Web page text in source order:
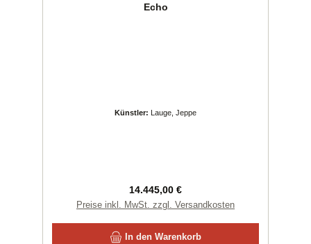
Echo
Künstler: Lauge, Jeppe
Regulärer Preis:
14.445,00 €
Preise inkl. MwSt. zzgl. Versandkosten
In den Warenkorb